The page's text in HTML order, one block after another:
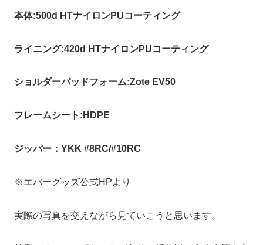
本体:500d HTナイロンPUコーティング
ライニング:420d HTナイロンPUコーティング
ショルダーパッドフォーム:Zote EV50
フレームシート:HDPE
ジッパー：YKK #8RC/#10RC
※エバーグッズ公式HPより
実際の写真を交えながら見ていこうと思います。